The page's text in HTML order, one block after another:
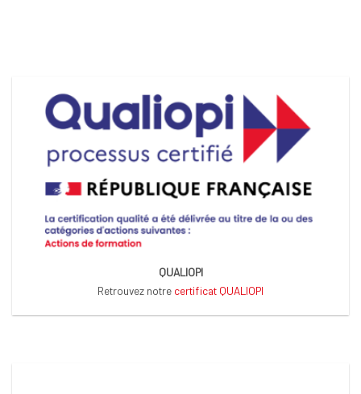
QUALIOPI
Retrouvez notre certificat QUALIOPI